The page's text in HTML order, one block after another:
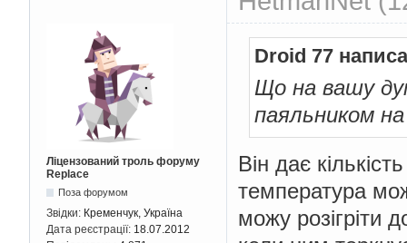
Ліцензований троль форуму
Replace
Поза форумом
Звідки: Кременчук, Україна
Дата реєстрації: 18.07.2012
Droid 77
Що на вашу
паяльником
Він дає
температура
можу розігріти